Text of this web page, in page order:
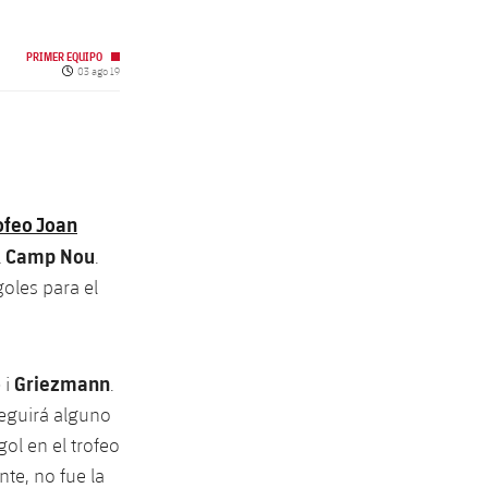
PRIMER EQUIPO
Fecha de publicación
03 ago 19
Joan
Camp Nou
para el
i Griezmann
alguno
en el trofeo
no fue la